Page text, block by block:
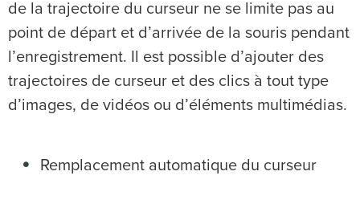
de la trajectoire du curseur ne se limite pas au
point de départ et d’arrivée de la souris pendant
l’enregistrement. Il est possible d’ajouter des
trajectoires de curseur et des clics à tout type
d’images, de vidéos ou d’éléments multimédias.
Remplacement automatique du curseur